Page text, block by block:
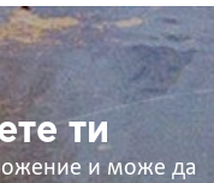
ти
и може да